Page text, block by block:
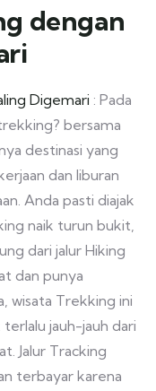
dengan
Digemari : Pada
bersama
destinasi yang
dan liburan
Anda pasti diajak
naik turun bukit,
dari jalur Hiking
dan punya
wisata Trekking ini
jauh-jauh dari
Jalur Tracking
terbayar karena